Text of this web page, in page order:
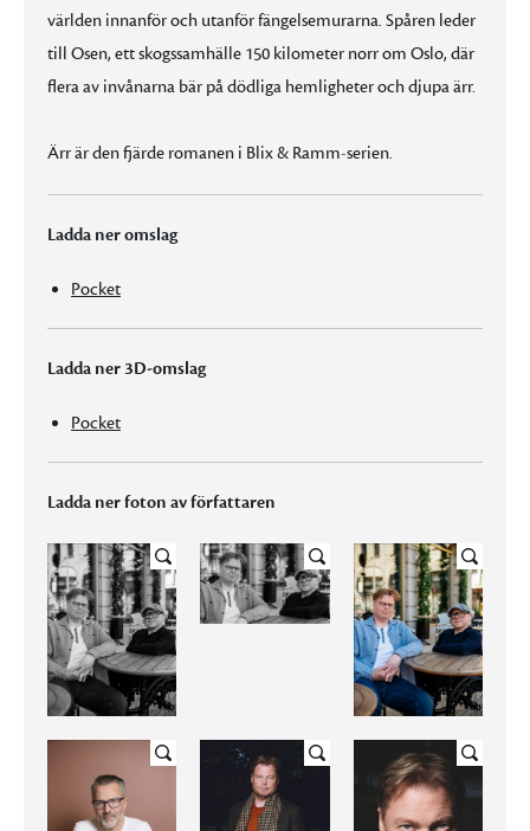
världen innanför och utanför fängelsemurarna. Spåren leder
till Osen, ett skogssamhälle 150 kilometer norr om Oslo, där
flera av invånarna bär på dödliga hemligheter och djupa ärr.
Ärr är den fjärde romanen i Blix & Ramm-serien.
Ladda ner omslag
Pocket
Ladda ner 3D-omslag
Pocket
Ladda ner foton av författaren